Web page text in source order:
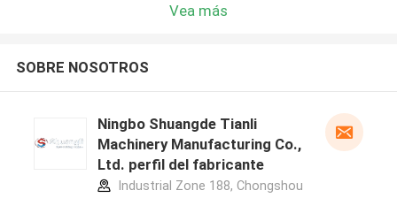
Vea más
SOBRE NOSOTROS
Ningbo Shuangde Tianli
Machinery Manufacturing Co.,
Ltd. perfil del fabricante
Industrial Zone 188, Chongshou